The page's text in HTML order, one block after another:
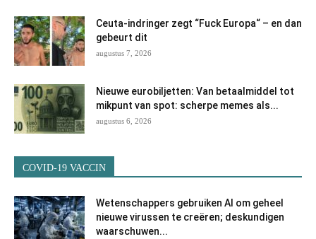
Ceuta-indringer zegt “Fuck Europa“ – en dan
gebeurt dit
augustus 7, 2026
Nieuwe eurobiljetten: Van betaalmiddel tot
mikpunt van spot: scherpe memes als...
augustus 6, 2026
COVID-19 VACCIN
Wetenschappers gebruiken AI om geheel
nieuwe virussen te creëren; deskundigen
waarschuwen...